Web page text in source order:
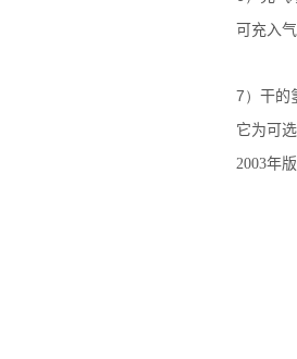
可充入
7） 干的
它为可
2003年